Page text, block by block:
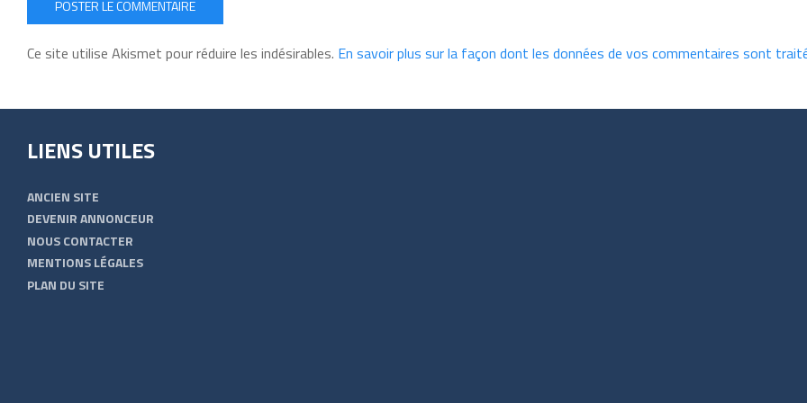
POSTER LE COMMENTAIRE
Ce site utilise Akismet pour réduire les indésirables. En savoir plus sur la façon dont les données de vos commentaires sont
LIENS UTILES
ANCIEN SITE
DEVENIR ANNONCEUR
NOUS CONTACTER
MENTIONS LÉGALES
PLAN DU SITE